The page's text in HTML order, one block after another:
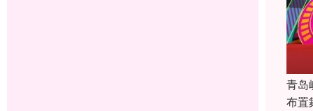
青岛
布置